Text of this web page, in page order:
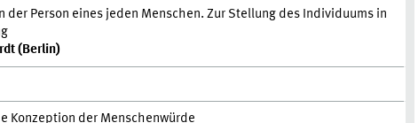
der Person eines jeden Menschen. Zur Stellung des Individuums in
(Berlin)
Konzeption der Menschenwürde